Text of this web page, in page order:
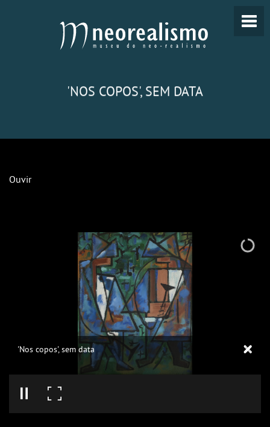
'NOS COPOS', SEM DATA
Ouvir
'Nos copos', sem data